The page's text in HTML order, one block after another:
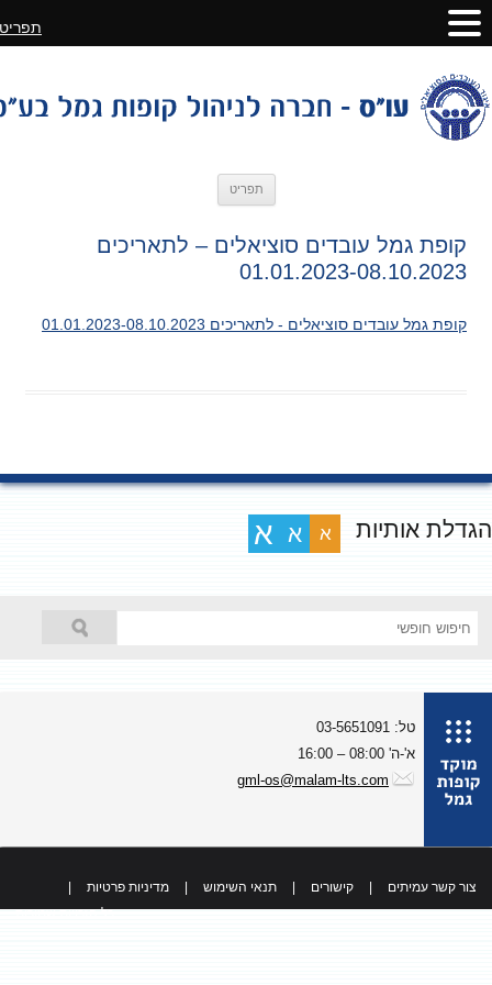
תפריט
קופת גמל עובדים סוציאלים – לתאריכים
01.01.2023-08.10.2023
קופת גמל עובדים סוציאלים - לתאריכים 01.01.2023-08.10.2023
אותיות א א א
טל: 03-5651091
א'-ה' 08:00 – 16:00
gml-os@malam-lts.com
צור קשר עמיתים קישורים תנאי השימוש מדיניות פרטיות
כל הזכויות שמורות
תפריט